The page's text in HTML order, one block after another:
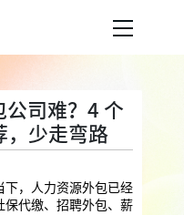
公司难？4 个
，少走弯路
下，人力资源外包已经
保代缴、招聘外包、薪